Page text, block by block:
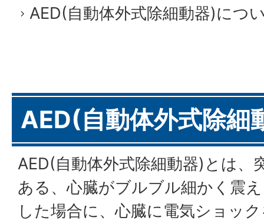
AED(自動体外式除細動器)につ
AED(自動体外式除細
AED(自動体外式除細動器)とは、
ある、心臓がブルブル細かく震
した場合に、心臓に電気ショッ